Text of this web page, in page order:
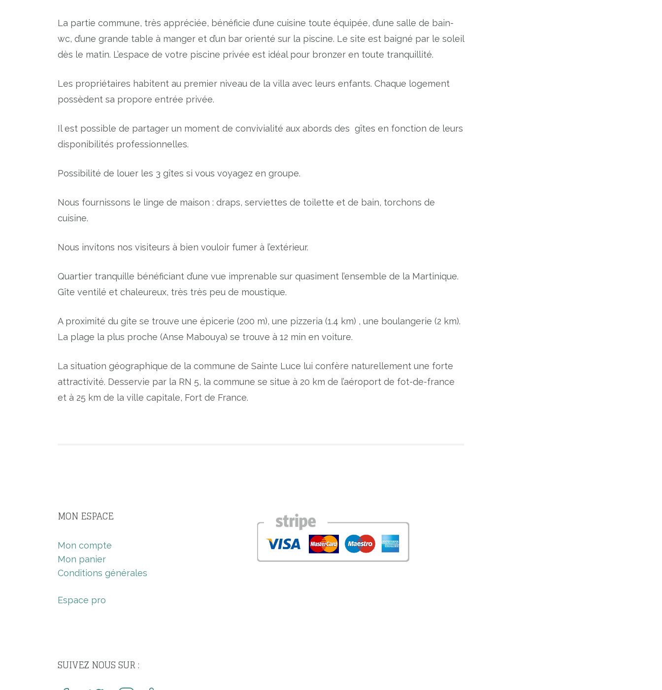
La partie commune, très appréciée, bénéficie d’une cuisine toute équipée, d’une salle de bain-
wc, d’une grande table à manger et d’un bar orienté sur la piscine. Le site est baigné par le soleil
dès le matin. L’espace de votre piscine privée est idéal pour bronzer en toute tranquillité.
Les propriétaires habitent au premier niveau de la villa avec leurs enfants. Chaque logement
possèdent sa propore entrée privée.
Il est possible de partager un moment de convivialité aux abords des gîtes en fonction de leurs
disponibilités professionnelles.
Possibilité de louer les 3 gîtes si vous voyagez en groupe.
Nous fournissons le linge de maison : draps, serviettes de toilette et de bain, torchons de
cuisine.
Nous invitons nos visiteurs à bien vouloir fumer à l’extérieur.
Quartier tranquille bénéficiant d’une vue imprenable sur quasiment l’ensemble de la Martinique.
Gîte ventilé et chaleureux, très très peu de moustique.
A proximité du gite se trouve une épicerie (200 m), une pizzeria (1.4 km) , une boulangerie (2 km).
La plage la plus proche (Anse Mabouya) se trouve à 12 min en voiture.
La situation géographique de la commune de Sainte Luce lui confère naturellement une forte
attractivité. Desservie par la RN 5, la commune se situe à 20 km de l’aéroport de fot-de-france
et à 25 km de la ville capitale, Fort de France.
MON ESPACE
Mon compte
Mon panier
Conditions générales
Espace pro
SUIVEZ NOUS SUR :